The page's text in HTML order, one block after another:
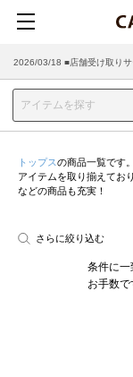
2026/03/18 ■店舗受け取りサ
トップスの商品一覧です。
アイテムを取り揃えてお
などの商品も充実！
さらに絞り込む
条件に一
お手数で